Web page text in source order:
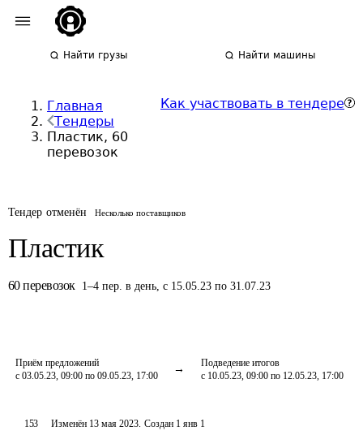
Найти грузы Найти машины
Главная
Тендеры
Пластик, 60
перевозок
Как участвовать в тендере
Тендер отменён Несколько поставщиков
Пластик
60 перевозок 1–4 пер. в день, с 15.05.23 по 31.07.23
Приём предложений
с 03.05.23, 09:00 по 09.05.23, 17:00
Подведение итогов
с 10.05.23, 09:00 по 12.05.23, 17:00
153 Изменён 13 мая 2023. Создан 1 янв 1